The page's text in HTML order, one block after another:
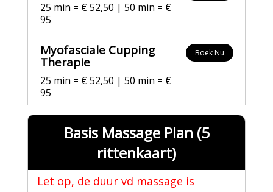
25 min = € 52,50 | 50 min = €
95
Myofasciale Cupping
Therapie
25 min = € 52,50 | 50 min = €
95
Boek Nu
Basis Massage Plan (5
rittenkaart)
Let op, de duur vd massage is